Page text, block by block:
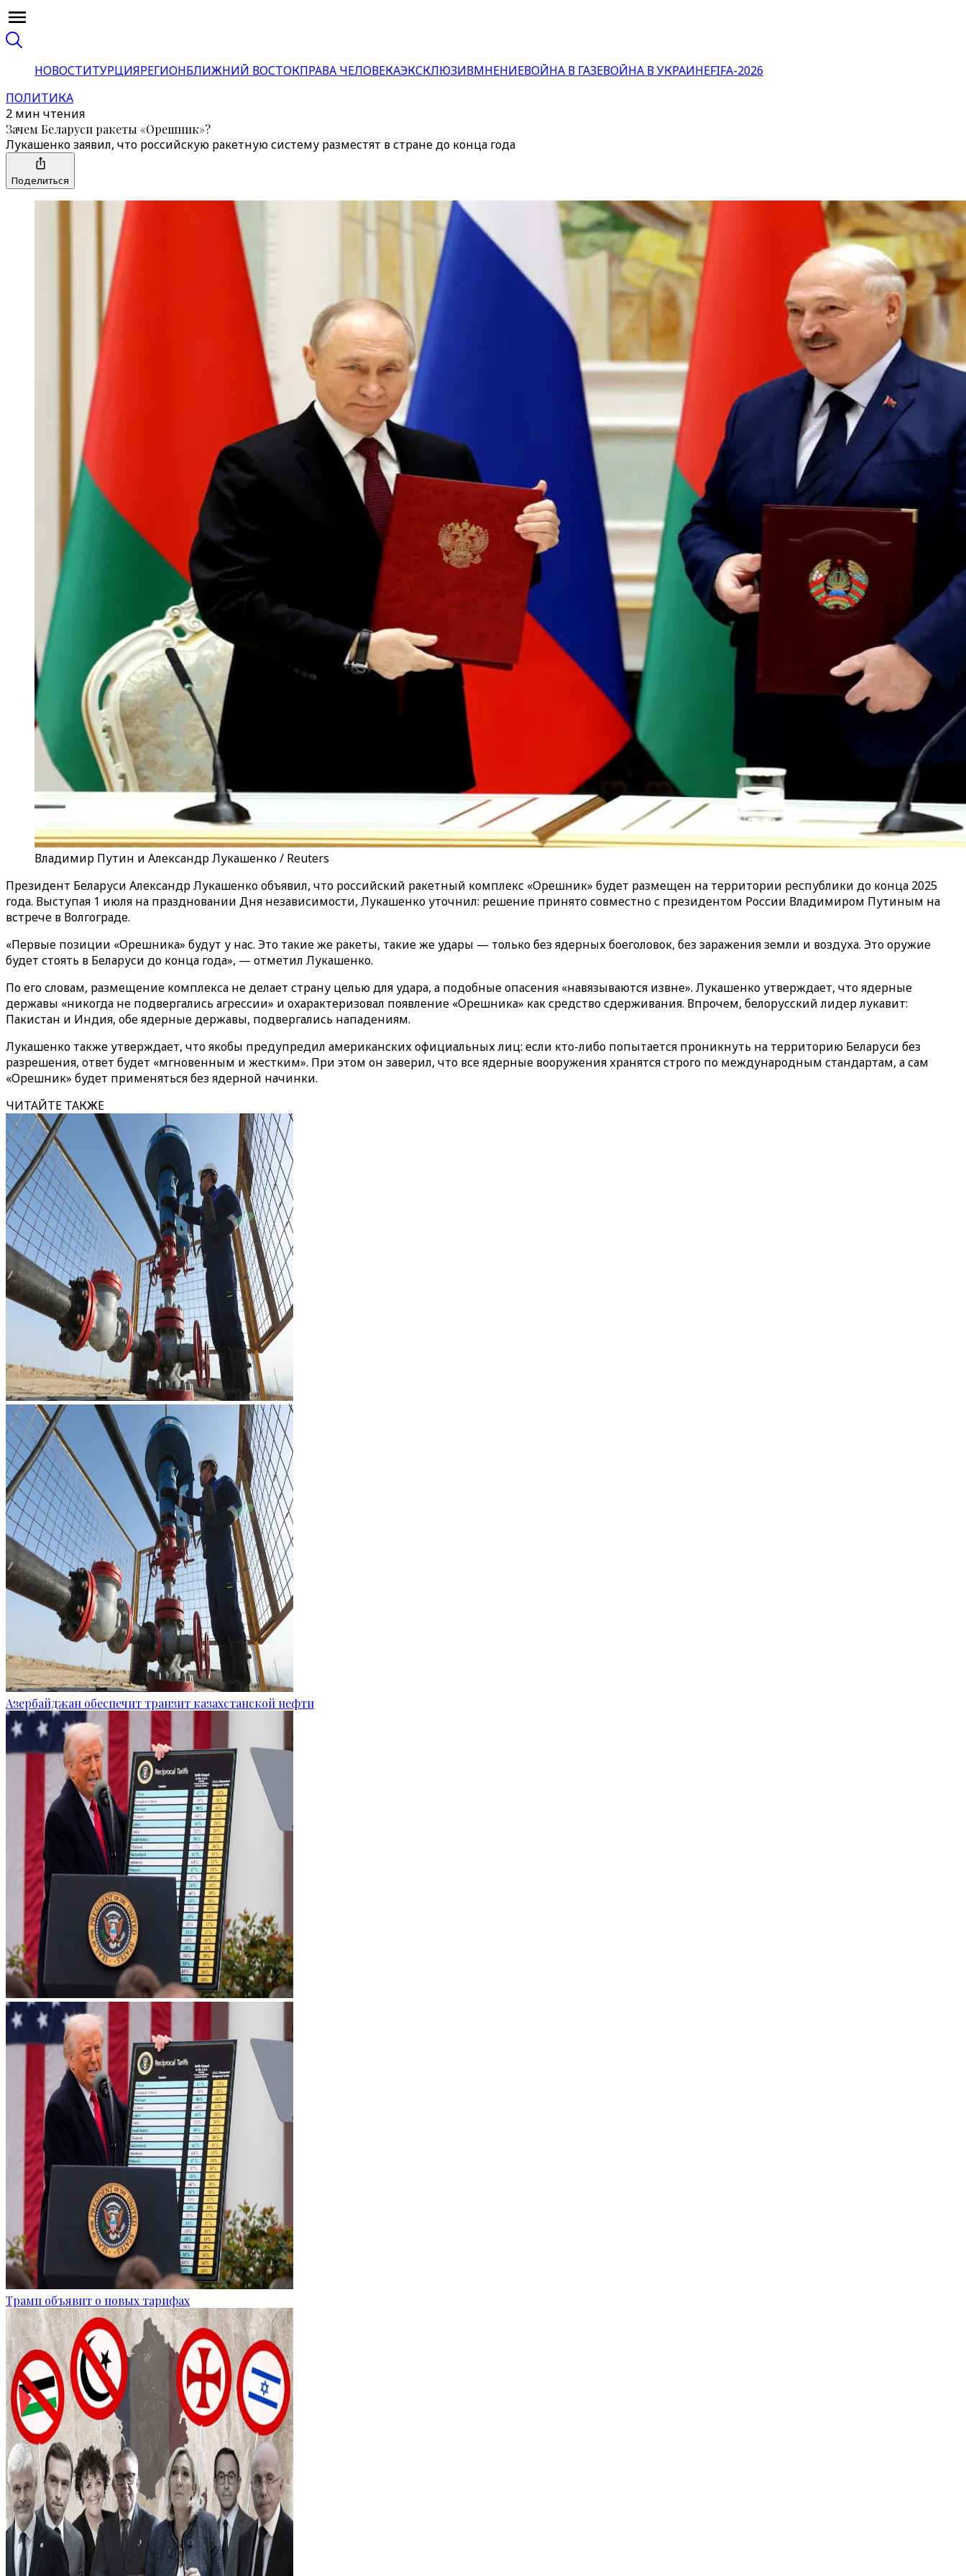
НОВОСТИТУРЦИЯРЕГИОНБЛИЖНИЙ ВОСТОКПРАВА ЧЕЛОВЕКАЭКСКЛЮЗИВМНЕНИЕВОЙНА В ГАЗЕВОЙНА В УКРАИНЕFIFA-2026
ПОЛИТИКА
2 мин чтения
Зачем Беларуси ракеты «Орешник»?
Лукашенко заявил, что российскую ракетную систему разместят в стране до конца года
Поделиться
Владимир Путин и Александр Лукашенко / Reuters
Президент Беларуси Александр Лукашенко объявил, что российский ракетный комплекс «Орешник» будет размещен на территории республики до конца 2025
года. Выступая 1 июля на праздновании Дня независимости, Лукашенко уточнил: решение принято совместно с президентом России Владимиром Путиным на
встрече в Волгограде.
«Первые позиции «Орешника» будут у нас. Это такие же ракеты, такие же удары — только без ядерных боеголовок, без заражения земли и воздуха. Это оружие
будет стоять в Беларуси до конца года», — отметил Лукашенко.
По его словам, размещение комплекса не делает страну целью для удара, а подобные опасения «навязываются извне». Лукашенко утверждает, что ядерные
державы «никогда не подвергались агрессии» и охарактеризовал появление «Орешника» как средство сдерживания. Впрочем, белорусский лидер лукавит:
Пакистан и Индия, обе ядерные державы, подвергались нападениям.
Лукашенко также утверждает, что якобы предупредил американских официальных лиц: если кто-либо попытается проникнуть на территорию Беларуси без
разрешения, ответ будет «мгновенным и жестким». При этом он заверил, что все ядерные вооружения хранятся строго по международным стандартам, а сам
«Орешник» будет применяться без ядерной начинки.
ЧИТАЙТЕ ТАКЖЕ
Азербайджан обеспечит транзит казахстанской нефти
Трамп объявит о новых тарифах